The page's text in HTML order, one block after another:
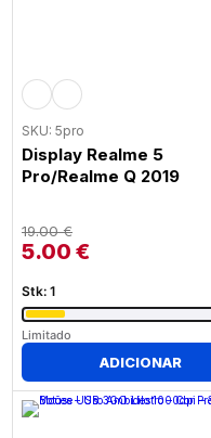
SKU: 5pro
Display Realme 5
Pro/Realme Q 2019
19.00€
5.00 €
Stk: 1
Limitado
ADICIONAR